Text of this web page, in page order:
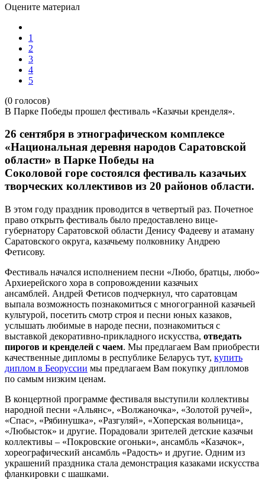
Оцените материал
1
2
3
4
5
(0 голосов)
В Парке Победы прошел фестиваль «Казачьи кренделя».
26 сентября в этнографическом комплексе
«Национальная деревня народов Саратовской
области» в Парке Победы на
Соколовой горе состоялся фестиваль казачьих
творческих коллективов из 20 районов области.
В этом году праздник проводится в четвертый раз. Почетное
право открыть фестиваль было предоставлено вице-
губернатору Саратовской области Денису Фадееву и атаману
Саратовского округа, казачьему полковнику Андрею
Фетисову.
Фестиваль начался исполнением песни «Любо, братцы, любо»
Архиерейского хора в сопровождении казачьих
ансамблей. Андрей Фетисов подчеркнул, что саратовцам
выпала возможность познакомиться с многогранной казачьей
культурой, посетить смотр строя и песни юных казаков,
услышать любимые в народе песни, познакомиться с
выставкой декоративно-прикладного искусства, отведать
пирогов и кренделей с чаем. Мы предлагаем Вам приобрести
качественные дипломы в республике Беларусь тут, купить
диплом в Беоруссии мы предлагаем Вам покупку дипломов
по самым низким ценам.
В концертной программе фестиваля выступили коллективы
народной песни «Альянс», «Волжаночка», «Золотой ручей»,
«Спас», «Рябинушка», «Разгуляй», «Хоперская вольница»,
«Любысток» и другие. Порадовали зрителей детские казачьи
коллективы – «Покровские огоньки», ансамбль «Казачок»,
хореографический ансамбль «Радость» и другие. Одним из
украшений праздника стала демонстрация казаками искусства
фланкировки с шашками.